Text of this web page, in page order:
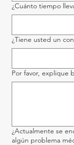
¿Cuánto tiempo
¿Tiene usted un
Por favor, explique
¿Actualmente se
algún problema